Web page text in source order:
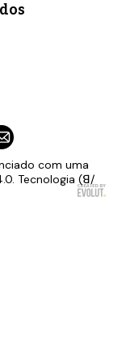
com uma
Tecnologia (ꓭ/